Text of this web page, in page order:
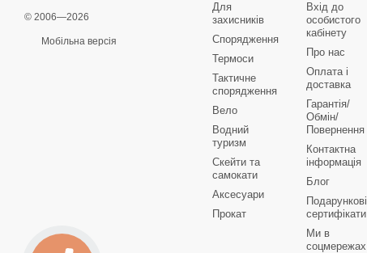
© 2006—2026
Мобільна версія
Для
захисників
Спорядження
Термоси
Тактичне
спорядження
Вело
Водний
туризм
Скейти та
самокати
Аксесуари
Прокат
Вхід до
особистого
кабінету
Про нас
Оплата і
доставка
Гарантія/
Обмін/
Повернення
Контактна
інформація
Блог
Подарункові
сертифікати
Ми в
соцмережах